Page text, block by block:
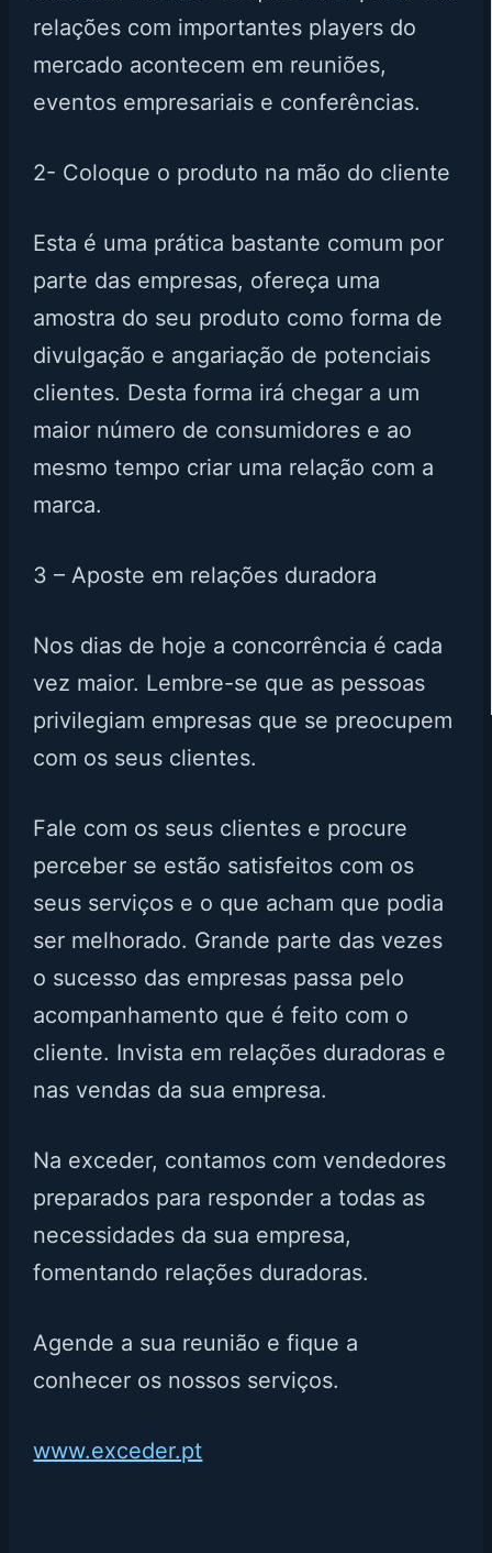
relações com importantes players do
mercado acontecem em reuniões,
eventos empresariais e conferências.
2- Coloque o produto na mão do cliente
Esta é uma prática bastante comum por
parte das empresas, ofereça uma
amostra do seu produto como forma de
divulgação e angariação de potenciais
clientes. Desta forma irá chegar a um
maior número de consumidores e ao
mesmo tempo criar uma relação com a
marca.
3 – Aposte em relações duradora
Nos dias de hoje a concorrência é cada
vez maior. Lembre-se que as pessoas
privilegiam empresas que se preocupem
com os seus clientes.
Fale com os seus clientes e procure
perceber se estão satisfeitos com os
seus serviços e o que acham que podia
ser melhorado. Grande parte das vezes
o sucesso das empresas passa pelo
acompanhamento que é feito com o
cliente. Invista em relações duradoras e
nas vendas da sua empresa.
Na exceder, contamos com vendedores
preparados para responder a todas as
necessidades da sua empresa,
fomentando relações duradoras.
Agende a sua reunião e fique a
conhecer os nossos serviços.
www.exceder.pt